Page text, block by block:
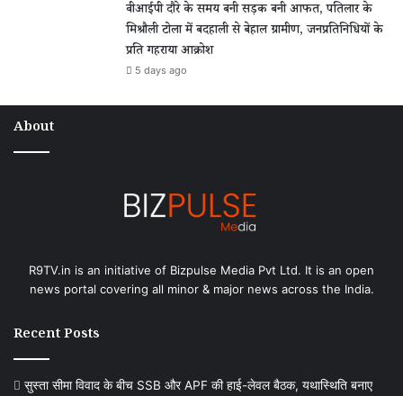
वीआईपी दौरे के समय बनी सड़क बनी आफत, पतिलार के
मिश्रौली टोला में बदहाली से बेहाल ग्रामीण, जनप्रतिनिधियों के
प्रति गहराया आक्रोश
5 days ago
About
R9TV.in is an initiative of Bizpulse Media Pvt Ltd. It is an open
news portal covering all minor & major news across the India.
Recent Posts
सुस्ता सीमा विवाद के बीच SSB और APF की हाई-लेवल बैठक, यथास्थिति बनाए